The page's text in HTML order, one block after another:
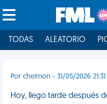
TODAS ALEATORIO
Por chelmon - 31/05/2026 21:31
Hoy, llego tarde después